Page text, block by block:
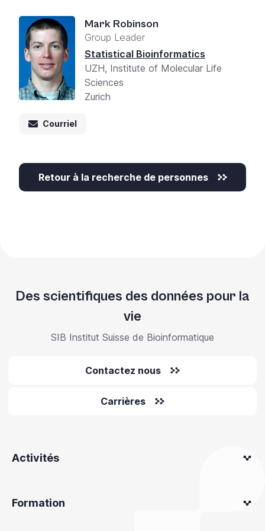
Mark Robinson
Group Leader
Statistical Bioinformatics
UZH, Institute of Molecular Life
Sciences
Zurich
Courriel
Retour à la recherche de personnes
Des scientifiques des données pour la
vie
SIB Institut Suisse de Bioinformatique
Contactez nous
Carrières
Activités
Formation